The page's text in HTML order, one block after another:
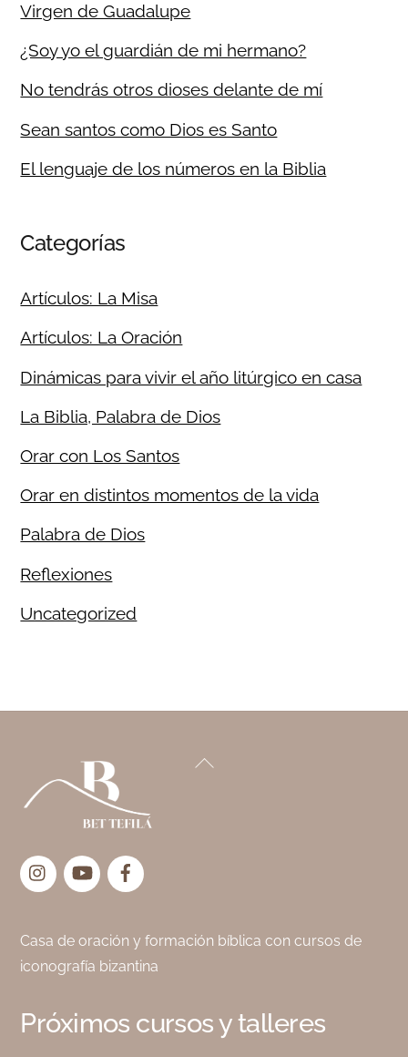
Virgen de Guadalupe
¿Soy yo el guardián de mi hermano?
No tendrás otros dioses delante de mí
Sean santos como Dios es Santo
El lenguaje de los números en la Biblia
Categorías
Artículos: La Misa
Artículos: La Oración
Dinámicas para vivir el año litúrgico en casa
La Biblia, Palabra de Dios
Orar con Los Santos
Orar en distintos momentos de la vida
Palabra de Dios
Reflexiones
Uncategorized
Back
InstagramYouTube
Casa de oración y formación bíblica con cursos de
iconografía bizantina
Próximos cursos y talleres